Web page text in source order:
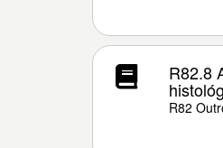
R82.8
R82